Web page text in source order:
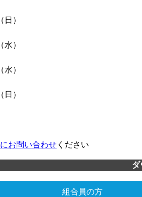
日）
水）
水）
日）
お問い合わせ ください
ダ
組合員の方